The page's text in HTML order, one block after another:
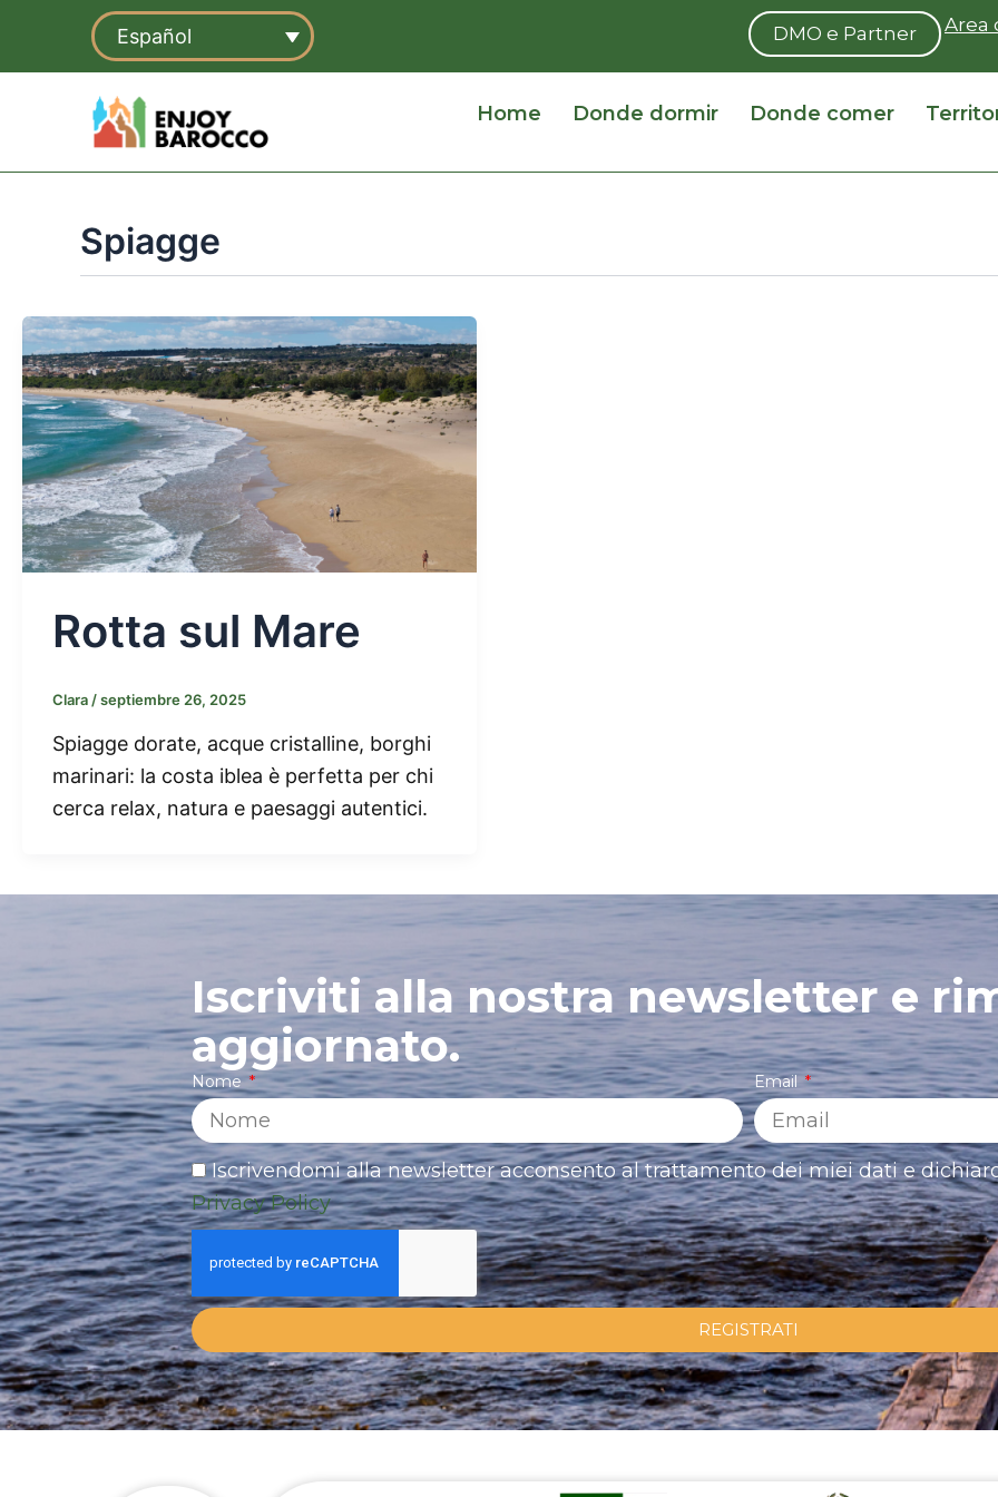
contenido
Español DMO e Partner Area
Home Donde dormir Donde comer
Spiagge
Rotta sul Mare
Clara /septiembre 26, 2025
Spiagge dorate, acque cristalline, borghi
marinari: la costa iblea è perfetta per chi
cerca relax, natura e paesaggi autentici.
Iscriviti alla nostra newsletter e
aggiornato.
Nome Email
Iscrivendomi alla newsletter acconsento al trattamento dei miei dati e
Privacy Policy
REGISTRATI